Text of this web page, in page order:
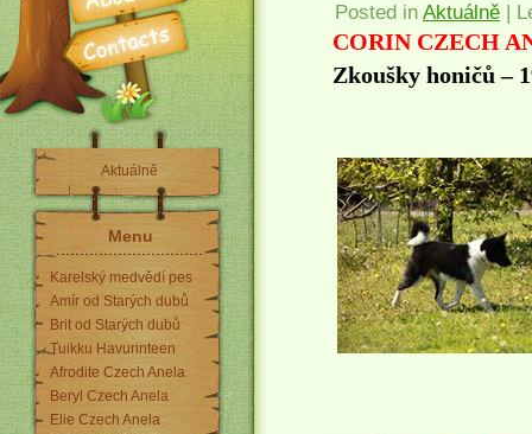
Aktuálně
Menu
Karelský medvědí pes
Amír od Starých dubů
Brit od Starých dubů
Tuikku Havurinteen
Afrodite Czech Anela
Beryl Czech Anela
Elie Czech Anela
Posted in Aktuálně |
CORIN CZECH
Zkoušky honičů –